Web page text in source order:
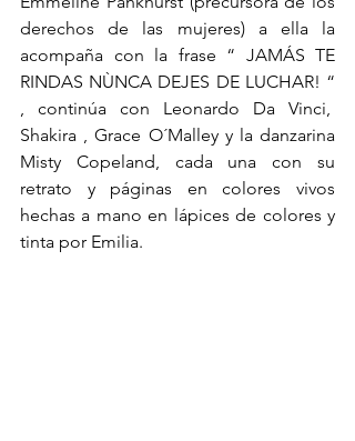
derechos de las mujeres) a ella la
acompaña con la frase “ JAMÁS TE
RINDAS NÙNCA DEJES DE LUCHAR! “
, continúa con Leonardo Da Vinci,
Shakira , Grace O´Malley y la danzarina
Misty Copeland, cada una con su
retrato y páginas en colores vivos
hechas a mano en lápices de colores y
tinta por Emilia.